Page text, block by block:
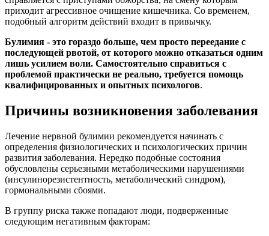
приходит агрессивное очищение кишечника. Со временем,
подобный алгоритм действий входит в привычку.
Булимия - это гораздо больше, чем просто переедание с
последующей рвотой, от которого можно отказаться одним
лишь усилием воли. Самостоятельно справиться с
проблемой практически не реально, требуется помощь
квалифицированных и опытных психологов.
Причины возникновения заболевания
Лечение нервной булимии рекомендуется начинать с
определения физиологических и психологических причин
развития заболевания. Нередко подобные состояния
обусловлены серьезными метаболическими нарушениями
(инсулинорезистентность, метаболический синдром),
гормональными сбоями.
В группу риска также попадают люди, подверженные
следующим негативным факторам: